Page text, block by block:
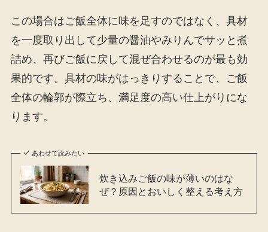
この場合はご飯全体に味を足すのではなく、具材
を一度取り出して少量の醤油やみりんでサッと煮
詰め、再びご飯に戻して混ぜ合わせるのが最も効
果的です。具材の味がはっきりすることで、ご飯
全体の輪郭が際立ち、満足度の高い仕上がりにな
ります。
あわせて読みたい
炊き込みご飯の味が薄いのはな
ぜ？原因とおいしく整える考え方